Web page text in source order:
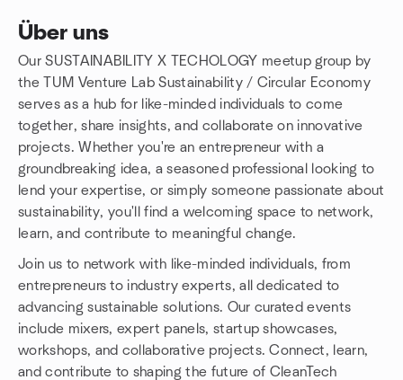
Über uns
Our SUSTAINABILITY X TECHOLOGY meetup group by
the TUM Venture Lab Sustainability / Circular Economy
serves as a hub for like-minded individuals to come
together, share insights, and collaborate on innovative
projects. Whether you're an entrepreneur with a
groundbreaking idea, a seasoned professional looking to
lend your expertise, or simply someone passionate about
sustainability, you'll find a welcoming space to network,
learn, and contribute to meaningful change.
Join us to network with like-minded individuals, from
entrepreneurs to industry experts, all dedicated to
advancing sustainable solutions. Our curated events
include mixers, expert panels, startup showcases,
workshops, and collaborative projects. Connect, learn,
and contribute to shaping the future of CleanTech
Gruppenlinks